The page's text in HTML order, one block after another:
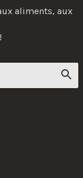
aliments, aux